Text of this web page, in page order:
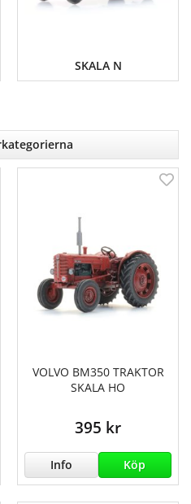
SKALA N
VOLVO BM350 TRAKTOR
SKALA HO
395 kr
Info Köp